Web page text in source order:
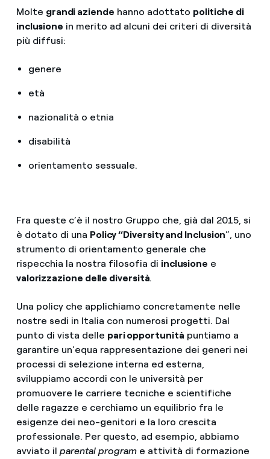
Molte grandi aziende hanno adottato politiche di
inclusione in merito ad alcuni dei criteri di diversità
più diffusi:
genere
età
nazionalità o etnia
disabilità
orientamento sessuale.
Fra queste c’è il nostro Gruppo che, già dal 2015, si
è dotato di una Policy “Diversity and Inclusion”, uno
strumento di orientamento generale che
rispecchia la nostra filosofia di inclusione e
valorizzazione delle diversità.
Una policy che applichiamo concretamente nelle
nostre sedi in Italia con numerosi progetti. Dal
punto di vista delle pari opportunità puntiamo a
garantire un’equa rappresentazione dei generi nei
processi di selezione interna ed esterna,
sviluppiamo accordi con le università per
promuovere le carriere tecniche e scientifiche
delle ragazze e cerchiamo un equilibrio fra le
esigenze dei neo-genitori e la loro crescita
professionale. Per questo, ad esempio, abbiamo
avviato il parental programe attività di formazione